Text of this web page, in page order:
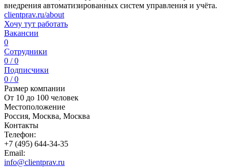
внедрения автоматизированных систем управления и учёта.
clientprav.ru/about
Хочу тут работать
Вакансии
0
Сотрудники
0 / 0
Подписчики
0 / 0
Размер компании
От 10 до 100 человек
Местоположение
Россия, Москва, Москва
Контакты
Телефон:
+7 (495) 644-34-35
Email:
info@clientprav.ru